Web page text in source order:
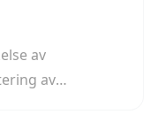
av
av